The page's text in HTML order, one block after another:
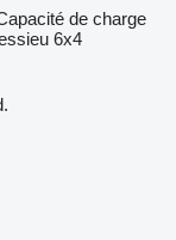
de charge
6x4